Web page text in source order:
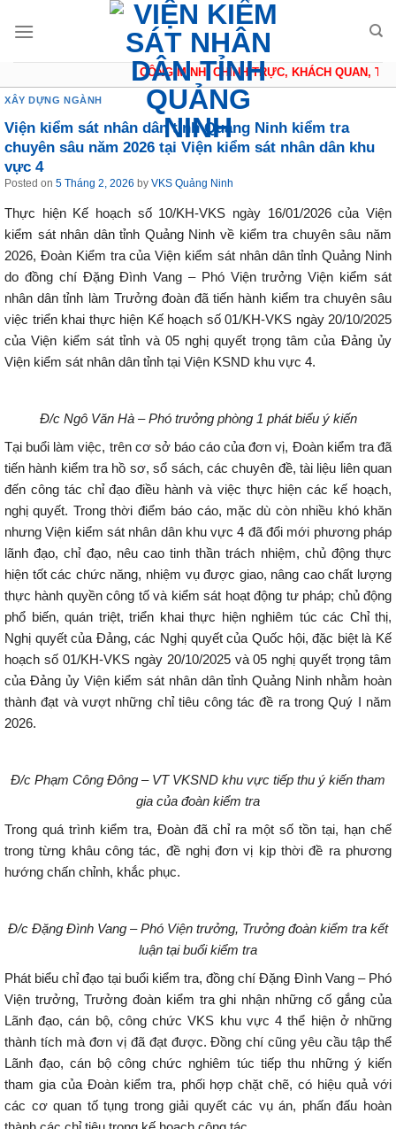
CÔNG MINH, CHÍNH TRỰC, KHÁCH QUAN,
XÂY DỰNG NGÀNH
Viện kiểm sát nhân dân tỉnh Quảng Ninh kiểm tra
chuyên sâu năm 2026 tại Viện kiểm sát nhân dân khu
vực 4
Posted on 5 Tháng 2, 2026 by VKS Quảng Ninh
Thực hiện Kế hoạch số 10/KH-VKS ngày 16/01/2026 của Viện
kiểm sát nhân dân tỉnh Quảng Ninh về kiểm tra chuyên sâu năm
2026, Đoàn Kiểm tra của Viện kiểm sát nhân dân tỉnh Quảng Ninh
do đồng chí Đặng Đình Vang – Phó Viện trưởng Viện kiểm sát
nhân dân tỉnh làm Trưởng đoàn đã tiến hành kiểm tra chuyên sâu
việc triển khai thực hiện Kế hoạch số 01/KH-VKS ngày 20/10/2025
của Viện kiểm sát tỉnh và 05 nghị quyết trọng tâm của Đảng ủy
Viện kiểm sát nhân dân tỉnh tại Viện KSND khu vực 4.
Đ/c Ngô Văn Hà – Phó trưởng phòng 1 phát biểu ý kiến
Tại buổi làm việc, trên cơ sở báo cáo của đơn vị, Đoàn kiểm tra đã
tiến hành kiểm tra hồ sơ, sổ sách, các chuyên đề, tài liệu liên quan
đến công tác chỉ đạo điều hành và việc thực hiện các kế hoạch,
nghị quyết. Trong thời điểm báo cáo, mặc dù còn nhiều khó khăn
nhưng Viện kiểm sát nhân dân khu vực 4 đã đổi mới phương pháp
lãnh đạo, chỉ đạo, nêu cao tinh thần trách nhiệm, chủ động thực
hiện tốt các chức năng, nhiệm vụ được giao, nâng cao chất lượng
thực hành quyền công tố và kiểm sát hoạt động tư pháp; chủ động
phổ biến, quán triệt, triển khai thực hiện nghiêm túc các Chỉ thị,
Nghị quyết của Đảng, các Nghị quyết của Quốc hội, đặc biệt là Kế
hoạch số 01/KH-VKS ngày 20/10/2025 và 05 nghị quyết trọng tâm
của Đảng ủy Viện kiểm sát nhân dân tỉnh Quảng Ninh nhằm hoàn
thành đạt và vượt những chỉ tiêu công tác đề ra trong Quý I năm
2026.
Đ/c Phạm Công Đông – VT VKSND khu vực tiếp thu ý kiến tham
gia của đoàn kiểm tra
Trong quá trình kiểm tra, Đoàn đã chỉ ra một số tồn tại, hạn chế
trong từng khâu công tác, đề nghị đơn vị kịp thời đề ra phương
hướng chấn chỉnh, khắc phục.
Đ/c Đặng Đình Vang – Phó Viện trưởng, Trưởng đoàn kiểm tra kết
luận tại buổi kiểm tra
Phát biểu chỉ đạo tại buổi kiểm tra, đồng chí Đặng Đình Vang – Phó
Viện trưởng, Trưởng đoàn kiểm tra ghi nhận những cố gắng của
Lãnh đạo, cán bộ, công chức VKS khu vực 4 thể hiện ở những
thành tích mà đơn vị đã đạt được. Đồng chí cũng yêu cầu tập thể
Lãnh đạo, cán bộ công chức nghiêm túc tiếp thu những ý kiến
tham gia của Đoàn kiểm tra, phối hợp chặt chẽ, có hiệu quả với
các cơ quan tố tụng trong giải quyết các vụ án, phấn đấu hoàn